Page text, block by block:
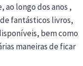
ao longo dos anos ,
fantásticos livros,
bem como
maneiras de ficar